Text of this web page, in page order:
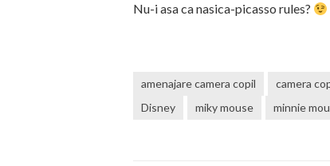
Nu-i asa ca nasica-picasso rules?
amenajare camera copil camera
Disney
miky mouse minnie